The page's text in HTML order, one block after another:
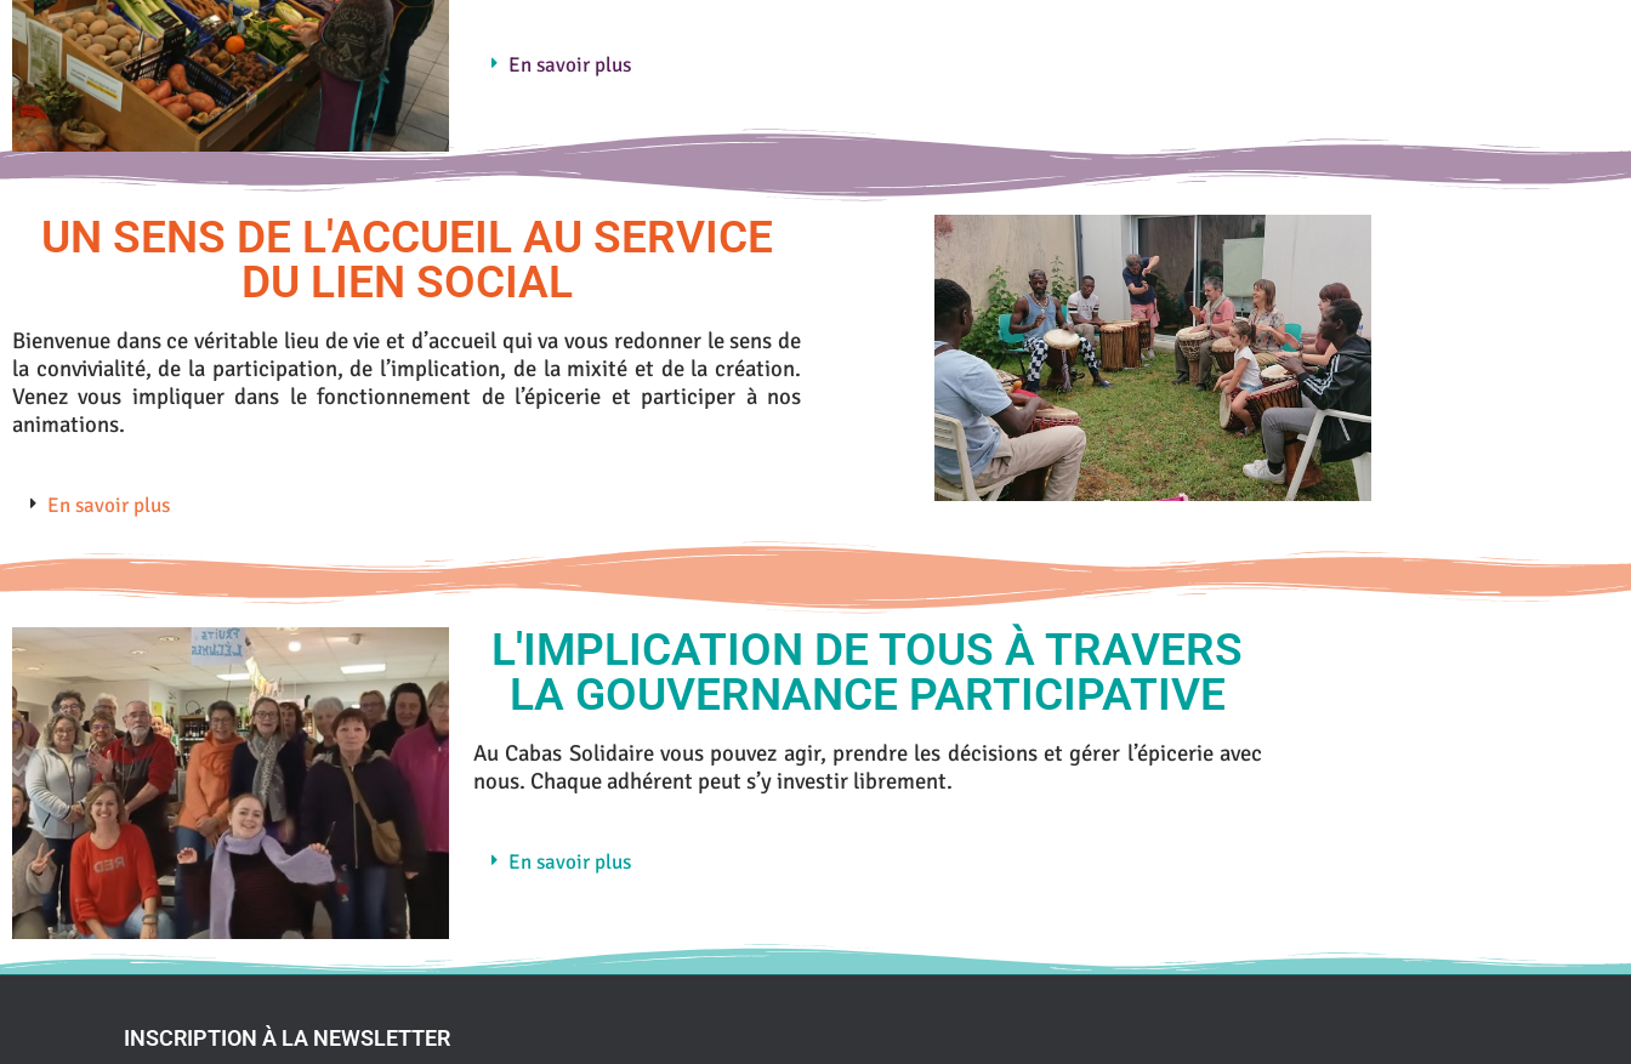
En savoir plus
UN SENS DE L'ACCUEIL AU SERVICE
DU LIEN SOCIAL
Bienvenue dans ce véritable lieu de vie et d’accueil qui va vous redonner le sens de
la convivialité, de la participation, de l’implication, de la mixité et de la création.
Venez vous impliquer dans le fonctionnement de l’épicerie et participer à nos
animations.
En savoir plus
L'IMPLICATION DE TOUS À TRAVERS
LA GOUVERNANCE PARTICIPATIVE
Au Cabas Solidaire vous pouvez agir, prendre les décisions et gérer l’épicerie avec
nous. Chaque adhérent peut s’y investir librement.
En savoir plus
INSCRIPTION À LA NEWSLETTER